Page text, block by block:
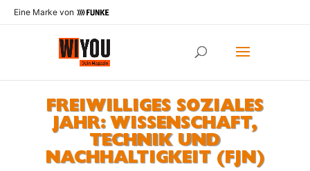
Eine Marke von
FREIWILLIGES SOZIALES
JAHR: WISSENSCHAFT,
TECHNIK UND
NACHHALTIGKEIT (FJN)